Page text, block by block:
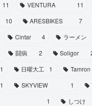
11 VENTURA 11
10 ARESBIKES 7
Cintar 4 ラーメン
闘病 2 Soligor
1 日曜大工 1 Tamron
1 SKYVIEW 1
1 しつけ